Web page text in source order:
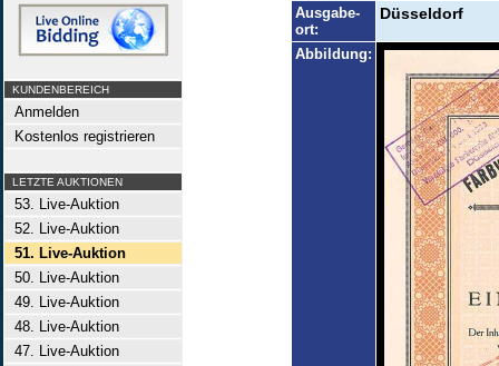
KUNDENBEREICH
Anmelden
Kostenlos registrieren
LETZTE AUKTIONEN
53. Live-Auktion
52. Live-Auktion
51. Live-Auktion
50. Live-Auktion
49. Live-Auktion
48. Live-Auktion
47. Live-Auktion
Ausgabe-
ort:
Düsseldorf
Abbildung: